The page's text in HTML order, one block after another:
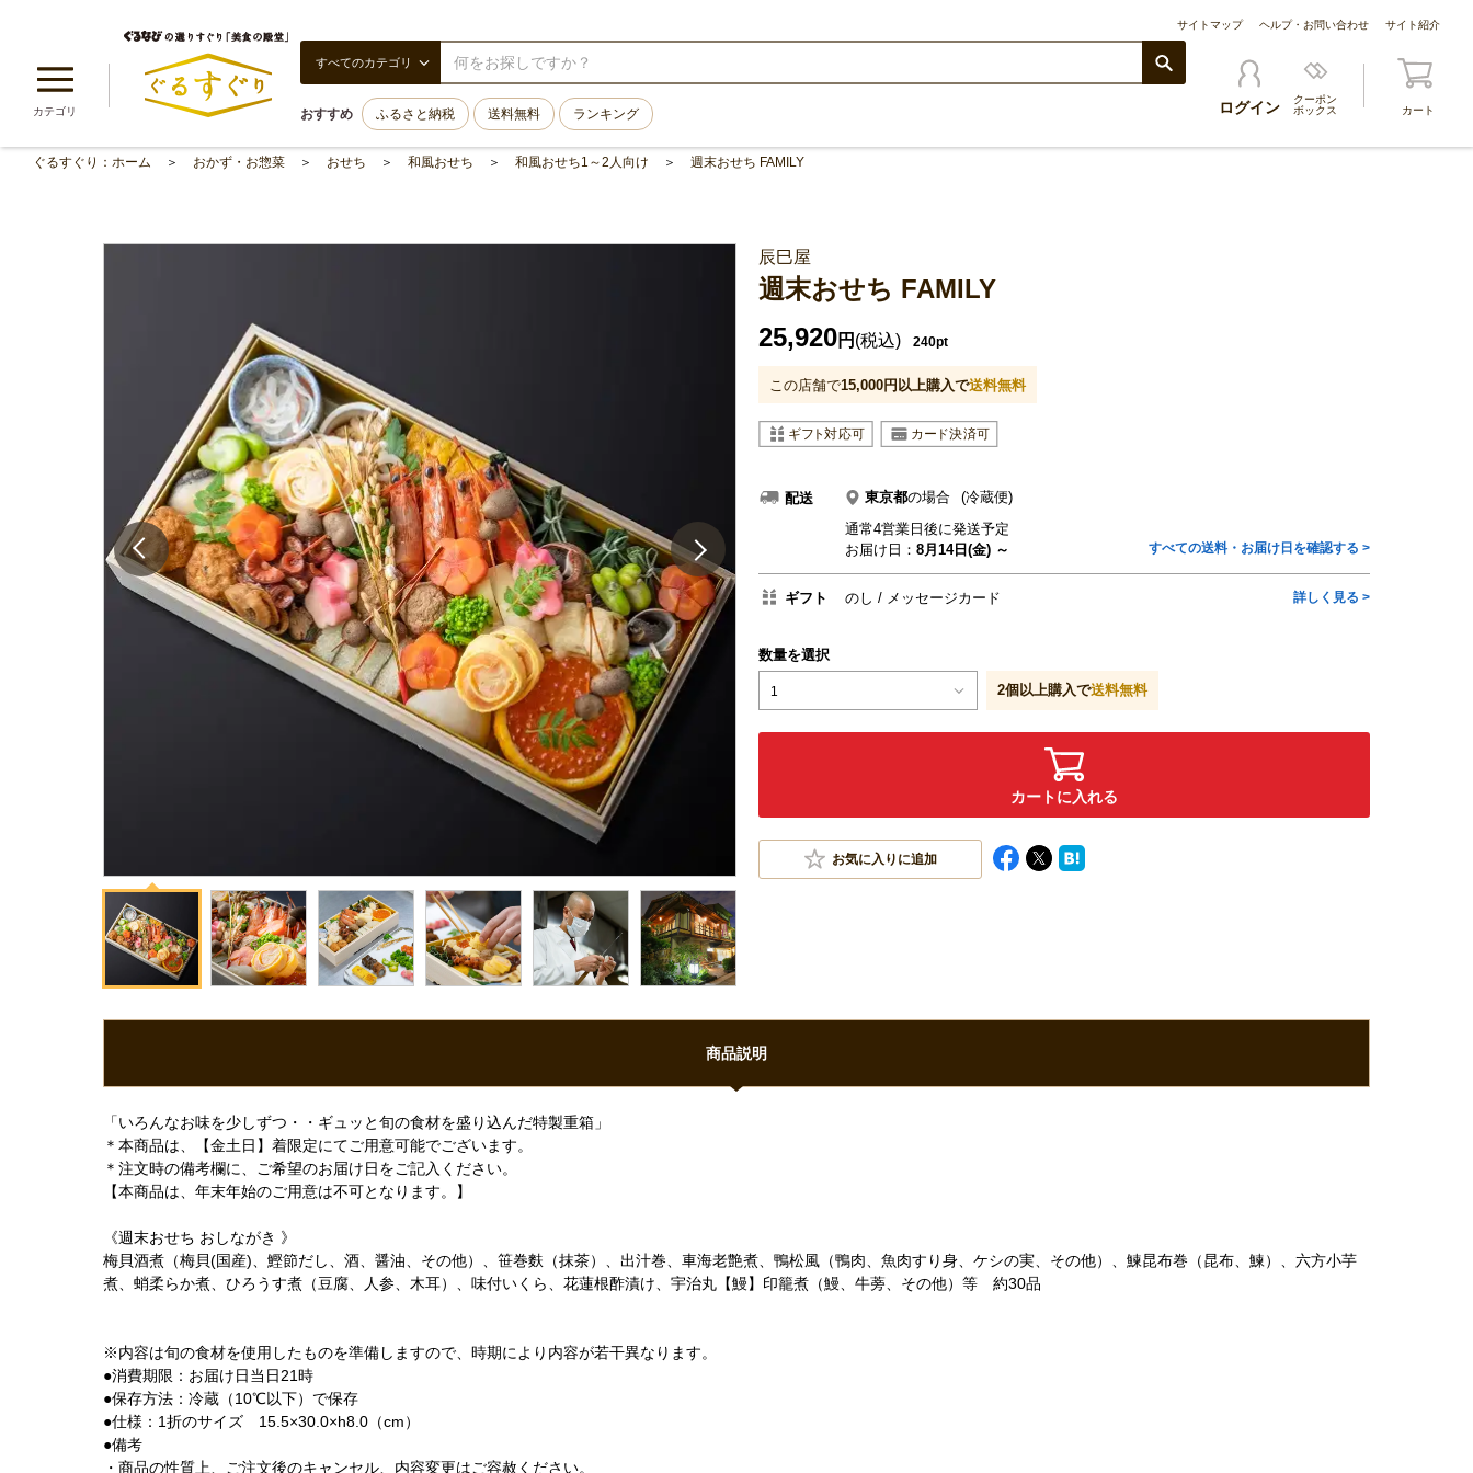
サイトマップ ヘルプ・お問い合わせ サイト紹介
カテゴリ
すべてのカテゴリ
おすすめ ふるさと納税 送料無料 ランキング ログイン
クーポン
ボックス
カート
ぐるすぐり：ホーム おかず・お惣菜 おせち 和風おせち 和風おせち1～2人向け 週末おせち FAMILY
辰巳屋
週末おせち FAMILY
25,920円 (税込) 240pt
この店舗で15,000円以上購入で送料無料
配送 東京都の場合
(冷蔵便)
通常4営業日後に発送予定
お届け日： 8月14日(金) ～ すべての送料・お届け日を確認する >
ギフト のし メッセージカード 詳しく見る >
数量を選択
1 2個以上購入で送料無料
カートに入れる
お気に入りに追加
商品説明
「いろんなお味を少しずつ・・ギュッと旬の食材を盛り込んだ特製重箱」
＊本商品は、【金土日】着限定にてご用意可能でございます。
＊注文時の備考欄に、ご希望のお届け日をご記入ください。
【本商品は、年末年始のご用意は不可となります。】
《週末おせち おしながき 》
梅貝酒煮（梅貝(国産)、鰹節だし、酒、醤油、その他）、笹巻麩（抹茶）、出汁巻、車海老艶煮、鴨松風（鴨肉、魚肉すり身、ケシの実、その他）、鰊昆布巻（昆布、鰊）、六方小芋
煮、蛸柔らか煮、ひろうす煮（豆腐、人参、木耳）、味付いくら、花蓮根酢漬け、宇治丸【鰻】印籠煮（鰻、牛蒡、その他）等 約30品
※内容は旬の食材を使用したものを準備しますので、時期により内容が若干異なります。
●消費期限：お届け日当日21時
●保存方法：冷蔵（10℃以下）で保存
●仕様：1折のサイズ 15.5×30.0×h8.0（cm）
●備考
・商品の性質上、ご注文後のキャンセル、内容変更はご容赦ください。